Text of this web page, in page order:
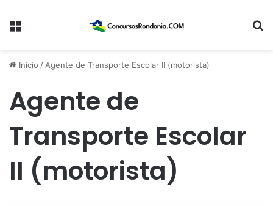
Menu
Início /Agente de Transporte Escolar II (motorista)
Agente de
Transporte Escolar
II (motorista)